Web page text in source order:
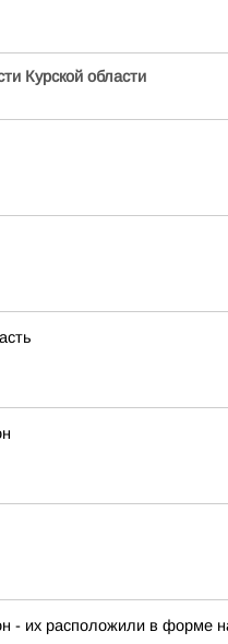
Курской области
- их расположили в форме